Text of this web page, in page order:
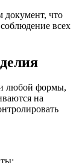
что
всех
любой формы,
на